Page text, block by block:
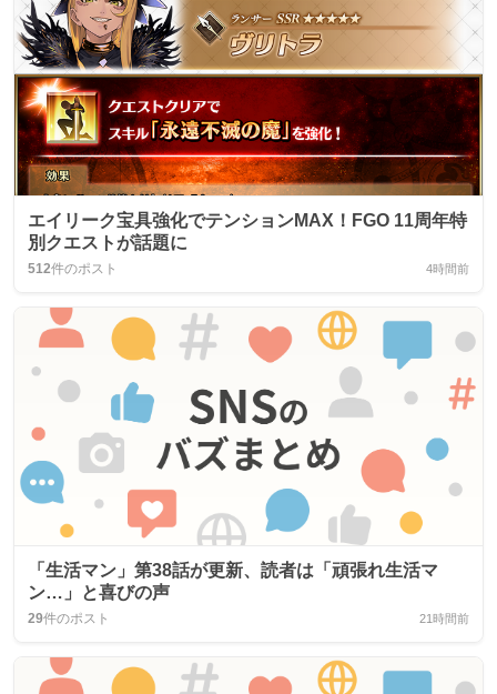
エイリーク宝具強化でテンションMAX！FGO 11周年特
別クエストが話題に
512件のポスト 4時間前
「生活マン」第38話が更新、読者は「頑張れ生活マ
ン…」と喜びの声
29件のポスト 21時間前